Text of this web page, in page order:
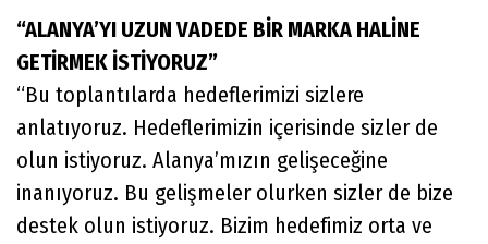
“ALANYA’YI UZUN VADEDE BİR MARKA HALİNE
GETİRMEK İSTİYORUZ”
“Bu toplantılarda hedeflerimizi sizlere
anlatıyoruz. Hedeflerimizin içerisinde sizler de
olun istiyoruz. Alanya’mızın gelişeceğine
inanıyoruz. Bu gelişmeler olurken sizler de bize
destek olun istiyoruz. Bizim hedefimiz orta ve